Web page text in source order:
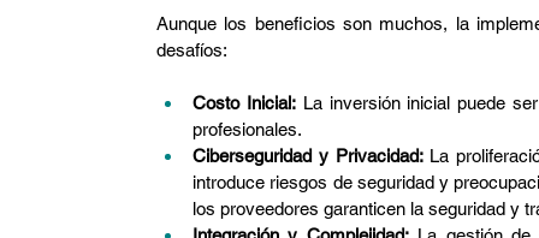
Aunque los beneficios son muchos, la
desafíos:
Costo Inicial: La inversión inicial puede
profesionales.
Ciberseguridad y Privacidad: La
introduce riesgos de seguridad y
los proveedores garanticen la seguridad y